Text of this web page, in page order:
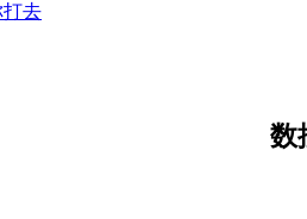
数